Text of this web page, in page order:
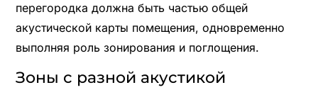
перегородка должна быть частью общей
акустической карты помещения, одновременно
выполняя роль зонирования и поглощения.
Зоны с разной акустикой